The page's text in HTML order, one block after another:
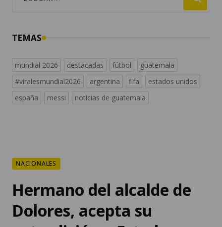
TEMAS
mundial 2026 destacadas fútbol
guatemala
#viralesmundial2026
argentina fifa
estados unidos
españa
messi noticias de guatemala
NACIONALES
Hermano del alcalde de
Dolores, acepta su